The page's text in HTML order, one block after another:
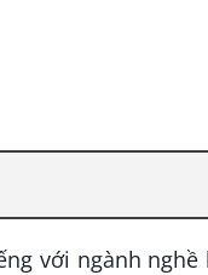
với ngành